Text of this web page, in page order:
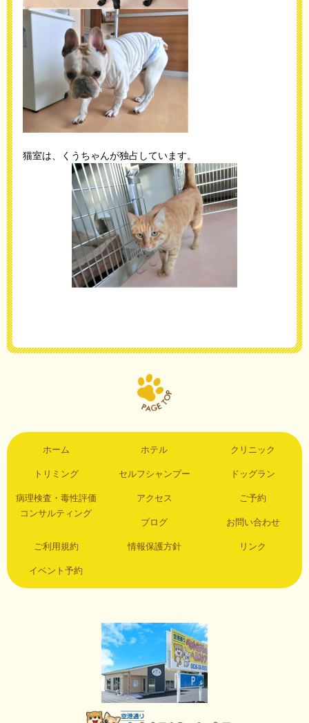
猫室は、くうちゃんが独占しています。
ホーム ホテル クリニック
トリミング セルフシャンプー ドッグラン
病理検査・毒性評価
コンサルティング
アクセス ご予約
ブログ お問い合わせ
ご利用規約 情報保護方針 リンク
イベント予約